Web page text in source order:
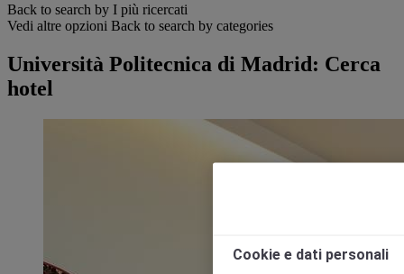
Back to search by I più ricercati
Vedi altre opzioni Back to search by categories
Università Politecnica di Madrid: Cerca
hotel
Cookie e dati personali